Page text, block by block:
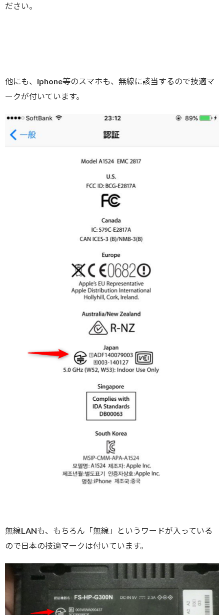
ださい。
他にも、iphone等のスマホも、無線に該当するので技適マ
ークが付いています。
無線LANも、もちろん「無線」というワードが入っている
ので日本の技適マークは付いています。